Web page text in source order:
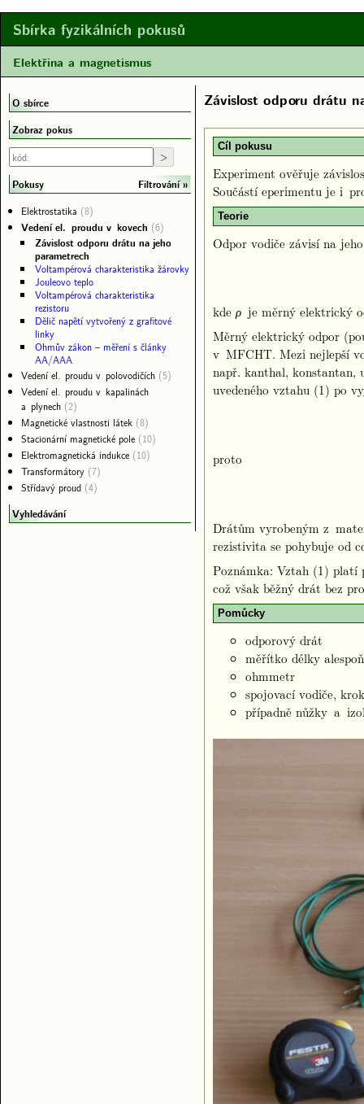
Sbírka fyzikálních pokusů
Elektřina a magnetismus
Závislost odporu drátu
Cíl pokusu
Experiment ověřuje
Součástí eperimentu je i
Teorie
Odpor vodiče závisí na
kde ρ je měrný elektrický
Měrný elektrický odpor
v MFCHT. Mezi nejlepší
např. kanthal, konstantan,
uvedeného vztahu (1) po
proto
Drátům vyrobeným z
rezistivita se pohybuje od
Poznámka: Vztah (1) platí
což však běžný drát bez
Pomůcky
odporový drát
měřítko délky
ohmmetr
spojovací vodiče,
případně nůžky a
O sbírce
Zobraz pokus
Pokusy
Filtrování
Elektrostatika (8)
Vedení el. proudu v kovech (6)
Závislost odporu drátu na jeho
parametrech
Voltampérová charakteristika žárovky
Jouleovo teplo
Voltampérová charakteristika
rezistoru
Dělič napětí vytvořený z grafitové
linky
Ohmův zákon – měření s články
AA/AAA
Vedení el. proudu v polovodičích (5)
Vedení el. proudu v kapalinách
a plynech (2)
Magnetické vlastnosti látek (8)
Stacionární magnetické pole (10)
Elektromagnetická indukce (10)
Transformátory (7)
Střídavý proud (4)
Vyhledávání